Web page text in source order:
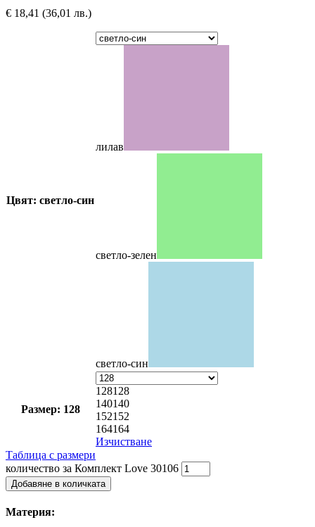
€ 18,41 (36,01 лв.)
Цвят: светло-син
лилав
светло-зелен
светло-син
Размер: 128
128128
140140
152152
164164
Изчистване
Таблица с размери
количество за Комплект Love 30106
Добавяне в количката
Материя: